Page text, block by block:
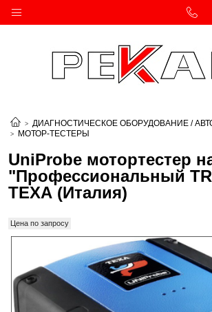
ДИАГНОСТИЧЕСКОЕ ОБОРУДОВАНИЕ /
МОТОР-ТЕСТЕРЫ
UniProbe мотортестер
"Профессиональный
ТЕХА (Италия)
Цена по запросу